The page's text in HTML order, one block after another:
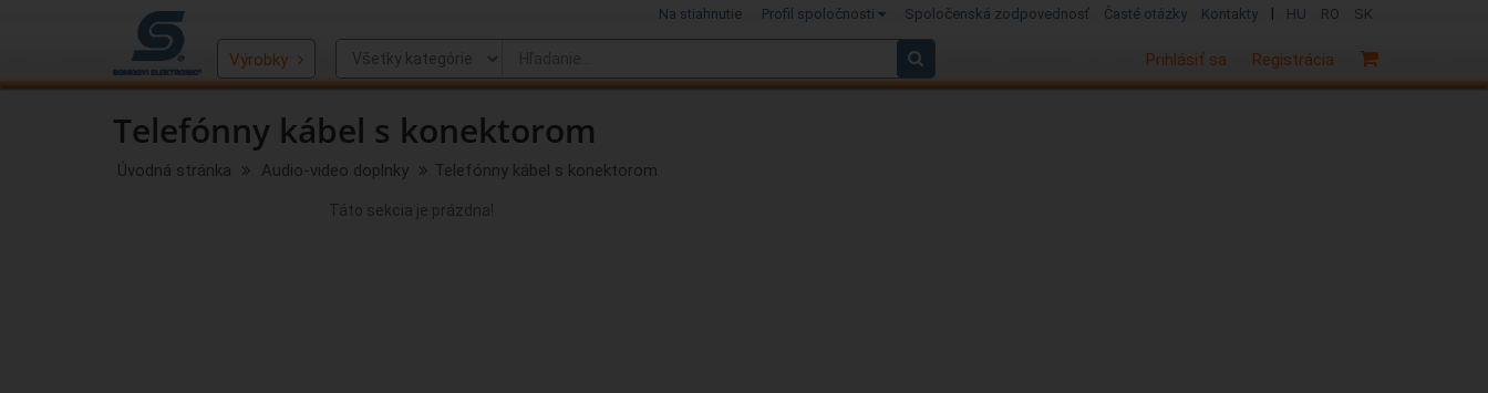
Na stiahnutie Profil spoločnosti Spoločenská zodpovednosť Časté otázky Kontakty | HU RO SK
Registrácia
Prihlásiť sa
Výrobky
Telefónny kábel s konektorom
Úvodná stránka Audio-video doplnky Telefónny kábel s konektorom
Táto sekcia je prázdna!